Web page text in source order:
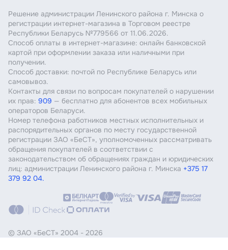
Решение администрации Ленинского района г. Минска о
регистрации интернет-магазина в Торговом реестре
Республики Беларусь №779566 от 11.06.2026.
Способ оплаты в интернет-магазине: онлайн банковской
картой при оформлении заказа или наличными при
получении.
Способ доставки: почтой по Республике Беларусь или
самовывоз.
Контакты для связи по вопросам покупателей о нарушении
их прав: 909 — бесплатно для абонентов всех мобильных
операторов Беларуси.
Номер телефона работников местных исполнительных и
распорядительных органов по месту государственной
регистрации ЗАО «БеСТ», уполномоченных рассматривать
обращения покупателей в соответствии с
законодательством об обращениях граждан и юридических
лиц: администрации Ленинского района г. Минска +375 17
379 92 04.
© ЗАО «БеСТ» 2004 - 2026